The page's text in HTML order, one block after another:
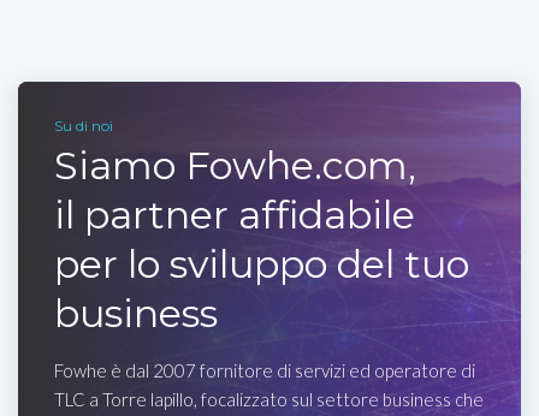
Su di noi
Siamo Fowhe.com,
il partner affidabile
per lo sviluppo del tuo
business
Fowhe è dal 2007 fornitore di servizi ed operatore di
TLC a Torre lapillo, focalizzato sul settore business che